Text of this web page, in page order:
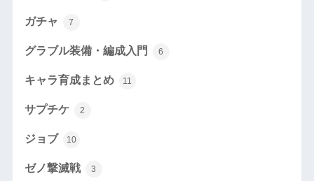
ガチャ 7
グラブル装備・編成入門 6
キャラ育成まとめ 11
サプチケ 2
ジョブ 10
ゼノ撃滅戦 3